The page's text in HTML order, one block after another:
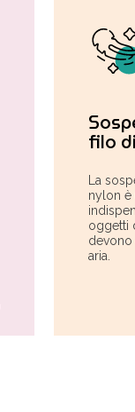
filo
La
nylon è
oggetti
devono
aria.